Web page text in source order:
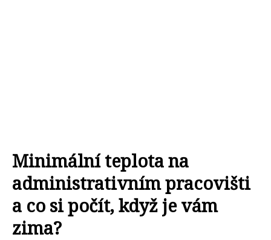
Minimální teplota na
administrativním pracovišti
a co si počít, když je vám
zima?